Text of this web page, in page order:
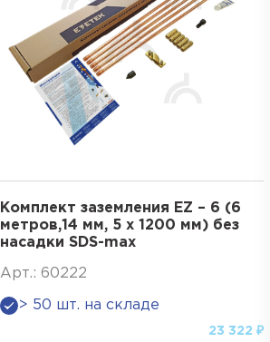
Комплект заземления EZ – 6 (6
метров,14 мм, 5 х 1200 мм) без
насадки SDS-max
Арт.: 60222
> 50 шт. на складе
23 322 ₽